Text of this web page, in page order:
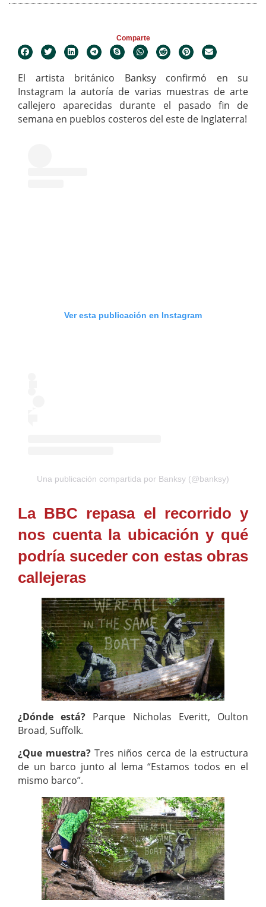
Comparte
El artista británico Banksy
confirmó en su
Instagram la autoría de varias muestras de arte
callejero aparecidas durante el pasado fin de
semana en pueblos costeros del este de Inglaterra!
Ver esta publicación en Instagram
Una publicación compartida por Banksy (@banksy)
La BBC repasa el recorrido y
nos cuenta la ubicación y qué
podría suceder con estas obras
callejeras
¿Dónde está? Parque Nicholas Everitt, Oulton
Broad, Suffolk.
¿Que muestra?Tres niños cerca de la estructura
de un barco junto al lema “Estamos todos en el
mismo barco”.